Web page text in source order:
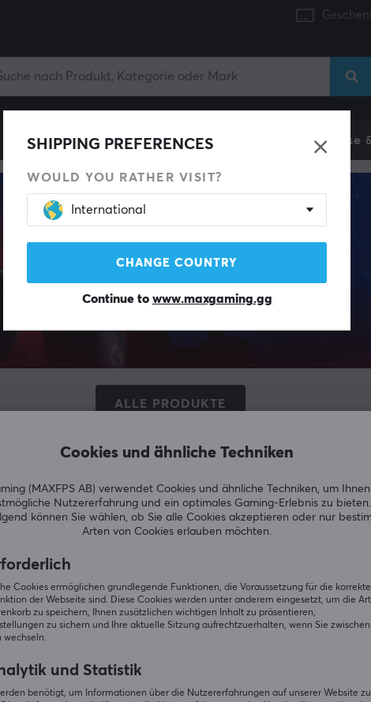
Konsole Gaming-Stühle Handyzubehör Zuhause
SHIPPING PREFERENCES
WOULD YOU RATHER VISIT?
International
CHANGE COUNTRY
Continue to www.maxgaming.gg
ALLE PRODUKTE
Gadgets unter unseren Geschenktipps zu
sich auch hervorragend als Weihnachtsgeschenk für
dieses Weihnachten zum Besten zu machen!
Newsletter für Gamer
Nachrichten, großartige Angebote und noch mehr!
Cookies und ähnliche Techniken
(MAXFPS AB) verwendet Cookies und ähnliche Techniken, um
Nutzererfahrung und ein optimales Gaming-Erlebnis zu bieten.
können Sie wählen, ob Sie alle Cookies akzeptieren oder nur
Arten von Cookies erlauben möchten.
Cookies ermöglichen grundlegende Funktionen, die Voraussetzung für die
der Webseite sind. Diese Cookies werden unter anderem eingesetzt, um die
zu speichern, Ihnen zusätzlichen wichtigen Inhalt zu präsentieren,
zu sichern und Ihre aktuelle Sitzung aufrechtzuerhalten, wenn Sie
wechseln.
und Statistik
benötigt, um Informationen über die Nutzererfahrungen auf unserer Website zu